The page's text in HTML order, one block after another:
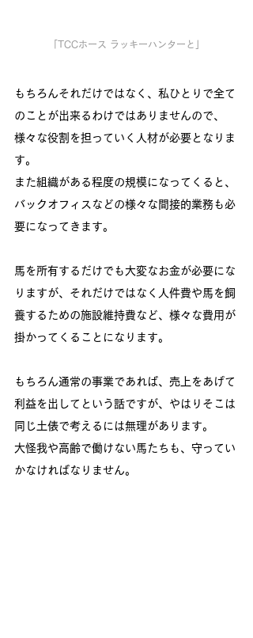
「TCCホース ラッキーハンターと」
もちろんそれだけではなく、私ひとりで全て
のことが出来るわけではありませんので、
様々な役割を担っていく人材が必要となりま
す。
また組織がある程度の規模になってくると、
バックオフィスなどの様々な間接的業務も必
要になってきます。
馬を所有するだけでも大変なお金が必要にな
りますが、それだけではなく人件費や馬を飼
養するための施設維持費など、様々な費用が
掛かってくることになります。
もちろん通常の事業であれば、売上をあげて
利益を出してという話ですが、やはりそこは
同じ土俵で考えるには無理があります。
大怪我や高齢で働けない馬たちも、守ってい
かなければなりません。